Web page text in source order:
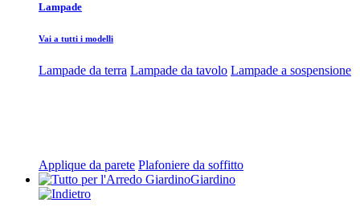
Lampade
Vai a tutti i modelli
Lampade da terra Lampade da tavolo Lampade a sospensione
Applique da parete Plafoniere da soffitto
Giardino